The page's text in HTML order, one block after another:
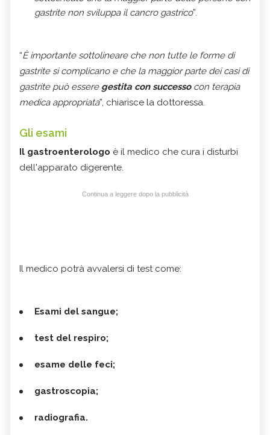
gastrite non sviluppa il cancro gastrico”.
“È importante sottolineare che non tutte le forme di
gastrite si complicano e che la maggior parte dei casi di
gastrite può essere gestita con successocon terapia
medica appropriata”, chiarisce la dottoressa.
Gli esami
Il gastroenterologo è il medico che cura i disturbi
dell'apparato digerente.
Continua a leggere dopo la pubblicità
Il medico potrà avvalersi di test come:
Esami del sangue;
test del respiro;
esame delle feci;
gastroscopia;
radiografia.